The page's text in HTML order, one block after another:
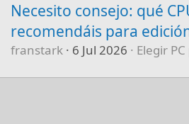
Necesito consejo: qué
recomendáis para
franstark 6 Jul 2026 Elegir